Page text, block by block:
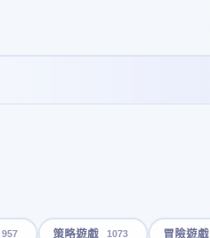
957 策略遊戲 1073 冒險遊戲